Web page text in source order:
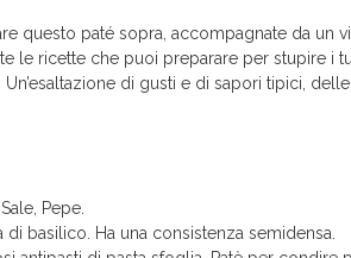
questo paté sopra, accompagnate da un
le ricette che puoi preparare per stupire i
di gusti e di sapori tipici,
Pepe.
basilico. Ha una consistenza semidensa.